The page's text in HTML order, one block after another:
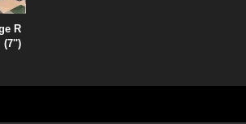
R
(7'')